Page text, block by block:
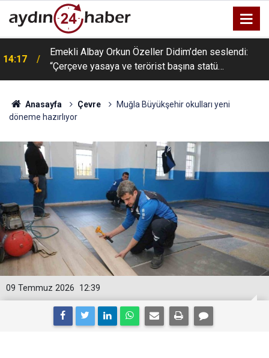
14:17
Emekli Albay Orkun Özeller Didim’den seslendi:
“Çerçeve yasaya ve terörist başına statü
verilmesine tepkililer”
Anasayfa Çevre
Muğla Büyükşehir okulları yeni
döneme hazırlıyor
12:39
09 Temmuz 2026